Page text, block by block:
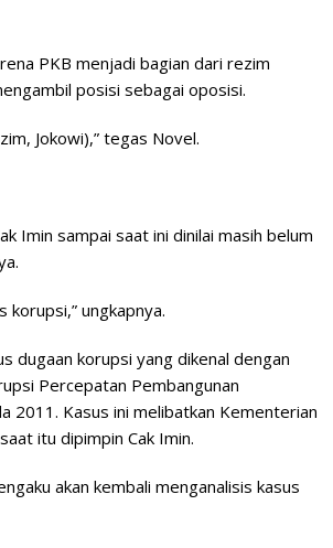
PKB menjadi bagian dari rezim
posisi sebagai oposisi.
Jokowi),” tegas Novel.
Imin sampai saat ini dinilai masih belum
ungkapnya.
dugaan korupsi yang dikenal dengan
Percepatan Pembangunan
2011. Kasus ini melibatkan Kementerian
itu dipimpin Cak Imin.
akan kembali menganalisis kasus